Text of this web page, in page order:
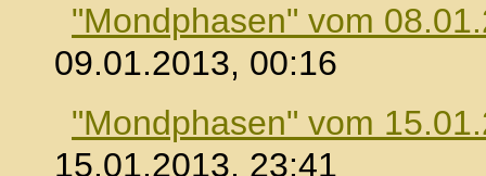
"Mondphasen" vom
09.01.2013, 00:16
"Mondphasen" vom
15.01.2013, 23:41